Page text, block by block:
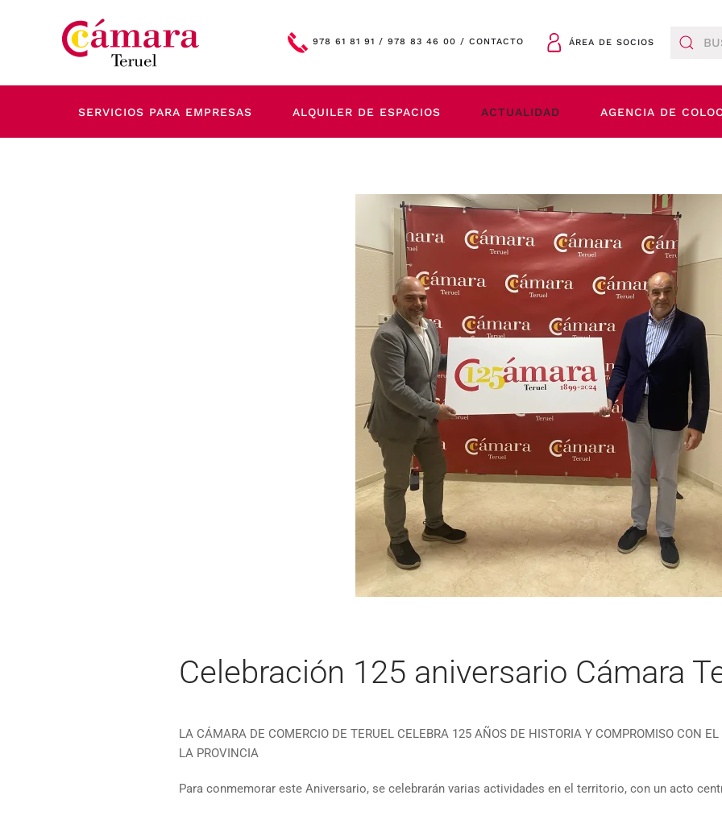
Skip to main content 978 61 81 91 / 978 83 46 00 / CONTACTO ÁREA DE SOCIOS
SERVICIOS PARA EMPRESAS ALQUILER DE ESPACIOS ACTUALIDAD AGENCIA DE
Celebración 125 aniversario Cámara
LA CÁMARA DE COMERCIO DE TERUEL CELEBRA 125 AÑOS DE HISTORIA Y COMPROMISO CON
LA PROVINCIA
Para conmemorar este Aniversario, se celebrarán varias actividades en el territorio, con un acto